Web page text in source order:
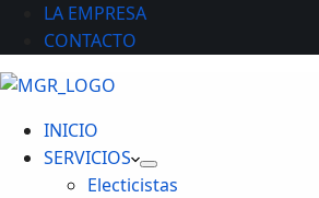
LA EMPRESA
CONTACTO
INICIO
SERVICIOS
Electicistas